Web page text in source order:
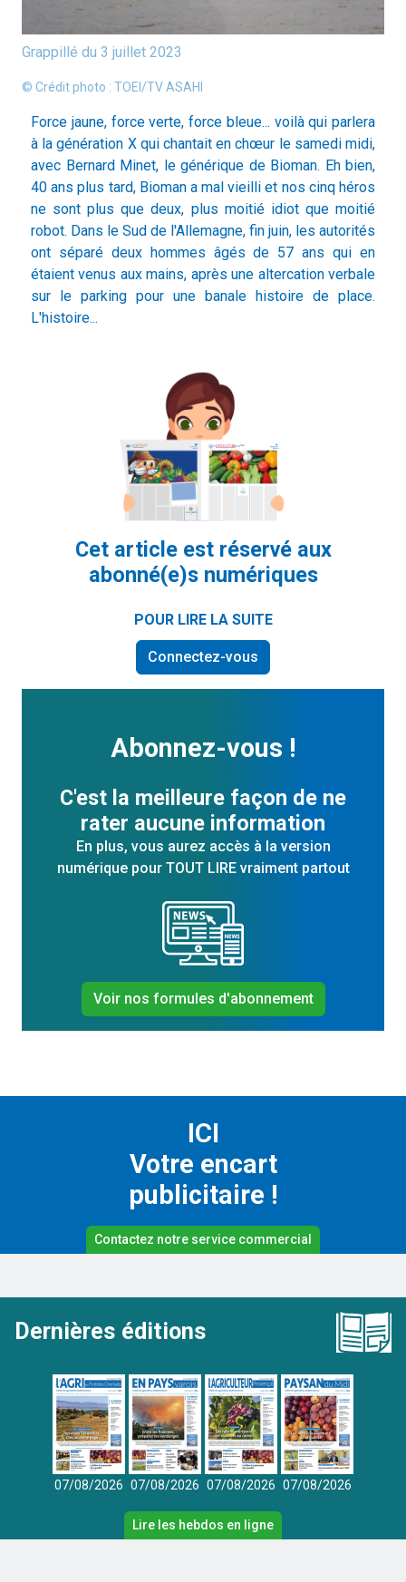
Grappillé du 3 juillet 2023
© Crédit photo : TOEI/TV ASAHI
Force jaune, force verte, force bleue... voilà qui parlera
à la génération X qui chantait en chœur le samedi midi,
avec Bernard Minet, le générique de Bioman. Eh bien,
40 ans plus tard, Bioman a mal vieilli et nos cinq héros
ne sont plus que deux, plus moitié idiot que moitié
robot. Dans le Sud de l'Allemagne, fin juin, les autorités
ont séparé deux hommes âgés de 57 ans qui en
étaient venus aux mains, après une altercation verbale
sur le parking pour une banale histoire de place.
L'histoire...
Cet article est réservé aux
abonné(e)s numériques
POUR LIRE LA SUITE
Connectez-vous
Abonnez-vous !
C'est la meilleure façon de ne
rater aucune information
En plus, vous aurez accès à la version
numérique pour TOUT LIRE vraiment partout
Voir nos formules d'abonnement
ICI
Votre encart
publicitaire !
Contactez notre service commercial
Dernières éditions
07/08/2026 07/08/2026 07/08/2026 07/08/2026
Lire les hebdos en ligne